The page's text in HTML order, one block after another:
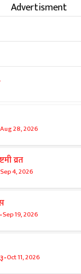
Advertisment
Aug 28, 2026
व्रत
Sep 4, 2026
-Sep 19, 2026
-Oct 11, 2026